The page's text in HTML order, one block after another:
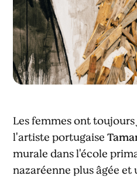
Les femmes ont
l'artiste portugaise
murale dans l'école
nazaréenne plus âgée